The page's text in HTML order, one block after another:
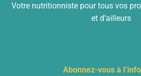
Votre nutritionniste pour tous vos
et d’ailleurs
Abonnez-vous à